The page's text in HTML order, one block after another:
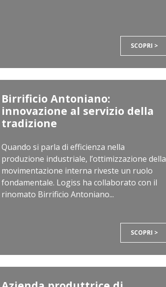
SCOPRI >
Birrificio Antoniano:
innovazione al servizio della
tradizione
Quando si parla di efficienza nella
produzione industriale, l’ottimizzazione della
movimentazione interna riveste un ruolo
fondamentale. Logiss ha collaborato con il
rinomato Birrificio Antoniano...
SCOPRI >